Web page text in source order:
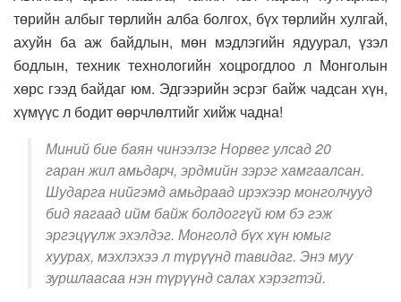
төрийн албыг төрлийн алба болгох, бүх төрлийн хулгай,
ахуйн ба аж байдлын, мөн мэдлэгийн ядуурал, үзэл
бодлын, техник технологийн хоцрогдлоо л Монголын
хөрс гээд байдаг юм. Эдгээрийн эсрэг байж чадсан хүн,
хүмүүс л бодит өөрчлөлтийг хийж чадна!
Миний бие баян чинээлэг Норвег улсад 20
гаран жил амьдарч, эрдмийн зэрэг хамгаалсан.
Шударга нийгэмд амьдраад ирэхээр монголчууд
бид яагаад ийм байж болдоггүй юм бэ гэж
эргэцүүлж эхэлдэг. Монголд бүх хүн юмыг
хуурах, мэхлэхээ л түрүүнд тавидаг. Энэ муу
зуршлаасаа нэн түрүүнд салах хэрэгтэй.